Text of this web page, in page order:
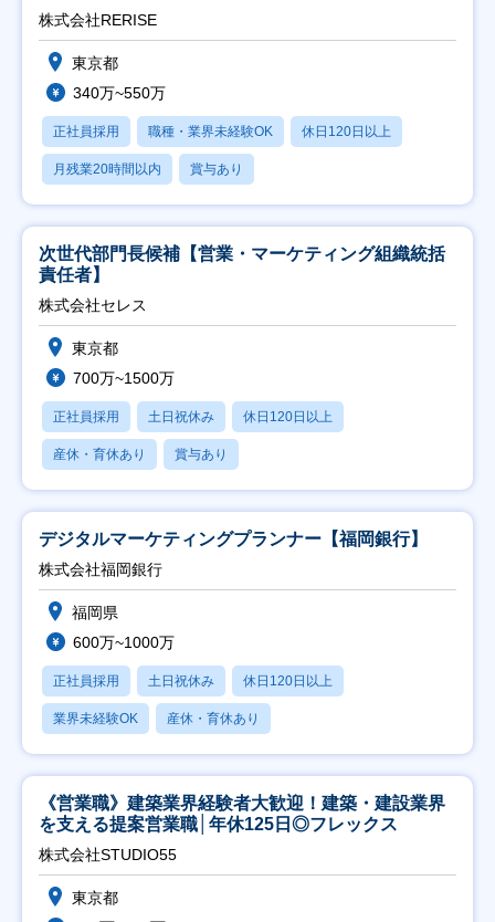
株式会社RERISE
東京都
340万~550万
正社員採用 職種・業界未経験OK 休日120日以上
月残業20時間以内 賞与あり
次世代部門長候補【営業・マーケティング組織統括
責任者】
株式会社セレス
東京都
700万~1500万
正社員採用 土日祝休み 休日120日以上
産休・育休あり 賞与あり
デジタルマーケティングプランナー【福岡銀行】
株式会社福岡銀行
福岡県
600万~1000万
正社員採用 土日祝休み 休日120日以上
業界未経験OK 産休・育休あり
《営業職》建築業界経験者大歓迎！建築・建設業界
を支える提案営業職│年休125日◎フレックス
株式会社STUDIO55
東京都